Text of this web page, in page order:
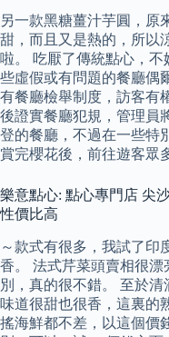
另一款黑糖薑汁芋圓，原
甜，而且又是熱的，所以
啦。 吃厭了傳統點心，
些虛假或有問題的餐廳偶
有餐廳檢舉制度，訪客有
後證實餐廳犯規，管理員
登的餐廳，不過在一些特
賞完櫻花後，前往遊客眾
樂意點心: 點心專門店 尖
性價比高
～款式有很多，我試了印
香。 法式芹菜頭賣相很
別，真的很不錯。 至於清
味道很甜也很香，這裏的
搖海鮮都不差，以這個價